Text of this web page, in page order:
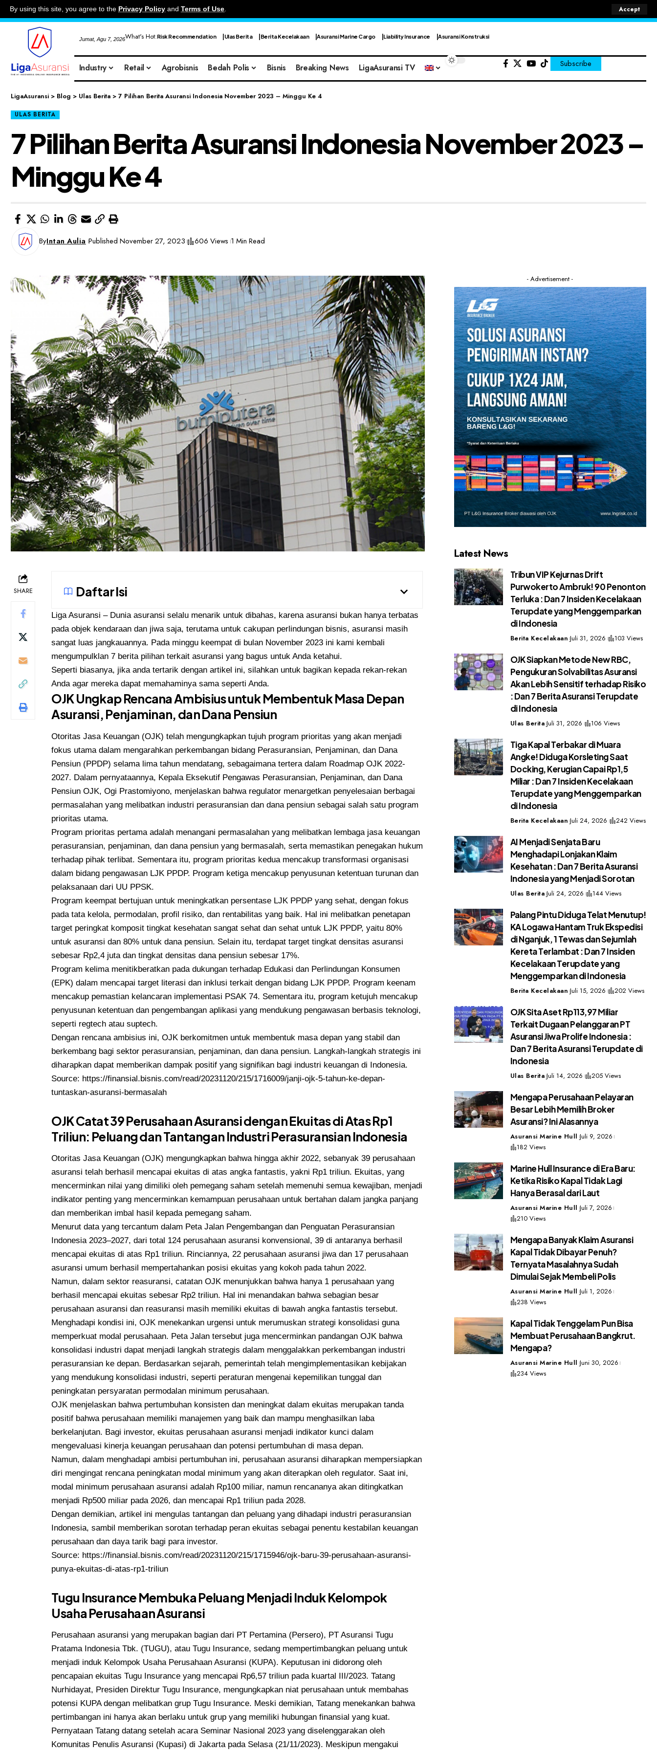
By using this site, you agree to the Privacy Policy and Terms of Use. Accept
Jumat, Agu 7, 2026What's Hot:Risk Recommendation Ulas Berita Berita Kecelakaan Asuransi Marine Cargo Liability Insurance Asuransi Konstruksi
Industry Retail Agrobisnis Bedah Polis Bisnis Breaking News LigaAsuransi TV Subscribe
LigaAsuransi > Blog > Ulas Berita > 7 Pilihan Berita Asuransi Indonesia November 2023 – Minggu Ke 4
ULAS BERITA
7 Pilihan Berita Asuransi Indonesia November 2023 –
Minggu Ke 4
ByIntan Aulia Published November 27, 2023 606 Views 1 Min Read
SHARE Daftar Isi
Liga Asuransi – Dunia asuransi selalu menarik untuk dibahas, karena asuransi bukan hanya terbatas
pada objek kendaraan dan jiwa saja, terutama untuk cakupan perlindungan bisnis, asuransi masih
sangat luas jangkauannya. Pada minggu keempat di bulan November 2023 ini kami kembali
mengumpulklan 7 berita pilihan terkait asuransi yang bagus untuk Anda ketahui.
Seperti biasanya, jika anda tertarik dengan artikel ini, silahkan untuk bagikan kepada rekan-rekan
Anda agar mereka dapat memahaminya sama seperti Anda.
OJK Ungkap Rencana Ambisius untuk Membentuk Masa Depan
Asuransi, Penjaminan, dan Dana Pensiun
Otoritas Jasa Keuangan (OJK) telah mengungkapkan tujuh program prioritas yang akan menjadi
fokus utama dalam mengarahkan perkembangan bidang Perasuransian, Penjaminan, dan Dana
Pensiun (PPDP) selama lima tahun mendatang, sebagaimana tertera dalam Roadmap OJK 2022-
2027. Dalam pernyataannya, Kepala Eksekutif Pengawas Perasuransian, Penjaminan, dan Dana
Pensiun OJK, Ogi Prastomiyono, menjelaskan bahwa regulator menargetkan penyelesaian berbagai
permasalahan yang melibatkan industri perasuransian dan dana pensiun sebagai salah satu program
prioritas utama.
Program prioritas pertama adalah menangani permasalahan yang melibatkan lembaga jasa keuangan
perasuransian, penjaminan, dan dana pensiun yang bermasalah, serta memastikan penegakan hukum
terhadap pihak terlibat. Sementara itu, program prioritas kedua mencakup transformasi organisasi
dalam bidang pengawasan LJK PPDP. Program ketiga mencakup penyusunan ketentuan turunan dan
pelaksanaan dari UU PPSK.
Program keempat bertujuan untuk meningkatkan persentase LJK PPDP yang sehat, dengan fokus
pada tata kelola, permodalan, profil risiko, dan rentabilitas yang baik. Hal ini melibatkan penetapan
target peringkat komposit tingkat kesehatan sangat sehat dan sehat untuk LJK PPDP, yaitu 80%
untuk asuransi dan 80% untuk dana pensiun. Selain itu, terdapat target tingkat densitas asuransi
sebesar Rp2,4 juta dan tingkat densitas dana pensiun sebesar 17%.
Program kelima menitikberatkan pada dukungan terhadap Edukasi dan Perlindungan Konsumen
(EPK) dalam mencapai target literasi dan inklusi terkait dengan bidang LJK PPDP. Program keenam
mencakup pemastian kelancaran implementasi PSAK 74. Sementara itu, program ketujuh mencakup
penyusunan ketentuan dan pengembangan aplikasi yang mendukung pengawasan berbasis teknologi,
seperti regtech atau suptech.
Dengan rencana ambisius ini, OJK berkomitmen untuk membentuk masa depan yang stabil dan
berkembang bagi sektor perasuransian, penjaminan, dan dana pensiun. Langkah-langkah strategis ini
diharapkan dapat memberikan dampak positif yang signifikan bagi industri keuangan di Indonesia.
Source: https://finansial.bisnis.com/read/20231120/215/1716009/janji-ojk-5-tahun-ke-depan-
tuntaskan-asuransi-bermasalah
OJK Catat 39 Perusahaan Asuransi dengan Ekuitas di Atas Rp1
Triliun: Peluang dan Tantangan Industri Perasuransian Indonesia
Otoritas Jasa Keuangan (OJK) mengungkapkan bahwa hingga akhir 2022, sebanyak 39 perusahaan
asuransi telah berhasil mencapai ekuitas di atas angka fantastis, yakni Rp1 triliun. Ekuitas, yang
mencerminkan nilai yang dimiliki oleh pemegang saham setelah memenuhi semua kewajiban, menjadi
indikator penting yang mencerminkan kemampuan perusahaan untuk bertahan dalam jangka panjang
dan memberikan imbal hasil kepada pemegang saham.
Menurut data yang tercantum dalam Peta Jalan Pengembangan dan Penguatan Perasuransian
Indonesia 2023–2027, dari total 124 perusahaan asuransi konvensional, 39 di antaranya berhasil
mencapai ekuitas di atas Rp1 triliun. Rinciannya, 22 perusahaan asuransi jiwa dan 17 perusahaan
asuransi umum berhasil mempertahankan posisi ekuitas yang kokoh pada tahun 2022.
Namun, dalam sektor reasuransi, catatan OJK menunjukkan bahwa hanya 1 perusahaan yang
berhasil mencapai ekuitas sebesar Rp2 triliun. Hal ini menandakan bahwa sebagian besar
perusahaan asuransi dan reasuransi masih memiliki ekuitas di bawah angka fantastis tersebut.
Menghadapi kondisi ini, OJK menekankan urgensi untuk merumuskan strategi konsolidasi guna
memperkuat modal perusahaan. Peta Jalan tersebut juga mencerminkan pandangan OJK bahwa
konsolidasi industri dapat menjadi langkah strategis dalam menggalakkan perkembangan industri
perasuransian ke depan. Berdasarkan sejarah, pemerintah telah mengimplementasikan kebijakan
yang mendukung konsolidasi industri, seperti peraturan mengenai kepemilikan tunggal dan
peningkatan persyaratan permodalan minimum perusahaan.
OJK menjelaskan bahwa pertumbuhan konsisten dan meningkat dalam ekuitas merupakan tanda
positif bahwa perusahaan memiliki manajemen yang baik dan mampu menghasilkan laba
berkelanjutan. Bagi investor, ekuitas perusahaan asuransi menjadi indikator kunci dalam
mengevaluasi kinerja keuangan perusahaan dan potensi pertumbuhan di masa depan.
Namun, dalam menghadapi ambisi pertumbuhan ini, perusahaan asuransi diharapkan mempersiapkan
diri mengingat rencana peningkatan modal minimum yang akan diterapkan oleh regulator. Saat ini,
modal minimum perusahaan asuransi adalah Rp100 miliar, namun rencananya akan ditingkatkan
menjadi Rp500 miliar pada 2026, dan mencapai Rp1 triliun pada 2028.
Dengan demikian, artikel ini mengulas tantangan dan peluang yang dihadapi industri perasuransian
Indonesia, sambil memberikan sorotan terhadap peran ekuitas sebagai penentu kestabilan keuangan
perusahaan dan daya tarik bagi para investor.
Source: https://finansial.bisnis.com/read/20231120/215/1715946/ojk-baru-39-perusahaan-asuransi-
punya-ekuitas-di-atas-rp1-triliun
Tugu Insurance Membuka Peluang Menjadi Induk Kelompok
Usaha Perusahaan Asuransi
Perusahaan asuransi yang merupakan bagian dari PT Pertamina (Persero), PT Asuransi Tugu
Pratama Indonesia Tbk. (TUGU), atau Tugu Insurance, sedang mempertimbangkan peluang untuk
menjadi induk Kelompok Usaha Perusahaan Asuransi (KUPA). Keputusan ini didorong oleh
pencapaian ekuitas Tugu Insurance yang mencapai Rp6,57 triliun pada kuartal III/2023. Tatang
Nurhidayat, Presiden Direktur Tugu Insurance, mengungkapkan niat perusahaan untuk membahas
potensi KUPA dengan melibatkan grup Tugu Insurance. Meski demikian, Tatang menekankan bahwa
pertimbangan ini hanya akan berlaku untuk grup yang memiliki hubungan finansial yang kuat.
Pernyataan Tatang datang setelah acara Seminar Nasional 2023 yang diselenggarakan oleh
Komunitas Penulis Asuransi (Kupasi) di Jakarta pada Selasa (21/11/2023). Meskipun mengakui
- Advertisement -
Latest News
Tribun VIP Kejurnas Drift
Purwokerto Ambruk! 90 Penonton
Terluka : Dan 7 Insiden Kecelakaan
Terupdate yang Menggemparkan
di Indonesia
Berita Kecelakaan Juli 31, 2026 103 Views
OJK Siapkan Metode New RBC,
Pengukuran Solvabilitas Asuransi
Akan Lebih Sensitif terhadap Risiko
: Dan 7 Berita Asuransi Terupdate
di Indonesia
Ulas Berita Juli 31, 2026 106 Views
Tiga Kapal Terbakar di Muara
Angke! Diduga Korsleting Saat
Docking, Kerugian Capai Rp1,5
Miliar : Dan 7 Insiden Kecelakaan
Terupdate yang Menggemparkan
di Indonesia
Berita Kecelakaan Juli 24, 2026 242 Views
AI Menjadi Senjata Baru
Menghadapi Lonjakan Klaim
Kesehatan : Dan 7 Berita Asuransi
Indonesia yang Menjadi Sorotan
Ulas Berita Juli 24, 2026 144 Views
Palang Pintu Diduga Telat Menutup!
KA Logawa Hantam Truk Ekspedisi
di Nganjuk, 1 Tewas dan Sejumlah
Kereta Terlambat : Dan 7 Insiden
Kecelakaan Terupdate yang
Menggemparkan di Indonesia
Berita Kecelakaan Juli 15, 2026 202 Views
OJK Sita Aset Rp113,97 Miliar
Terkait Dugaan Pelanggaran PT
Asuransi Jiwa Prolife Indonesia :
Dan 7 Berita Asuransi Terupdate di
Indonesia
Ulas Berita Juli 14, 2026 205 Views
Mengapa Perusahaan Pelayaran
Besar Lebih Memilih Broker
Asuransi? Ini Alasannya
Asuransi Marine Hull Juli 9, 2026
182 Views
Marine Hull Insurance di Era Baru:
Ketika Risiko Kapal Tidak Lagi
Hanya Berasal dari Laut
Asuransi Marine Hull Juli 7, 2026
210 Views
Mengapa Banyak Klaim Asuransi
Kapal Tidak Dibayar Penuh?
Ternyata Masalahnya Sudah
Dimulai Sejak Membeli Polis
Asuransi Marine Hull Juli 1, 2026
238 Views
Kapal Tidak Tenggelam Pun Bisa
Membuat Perusahaan Bangkrut.
Mengapa?
Asuransi Marine Hull Juni 30, 2026
234 Views